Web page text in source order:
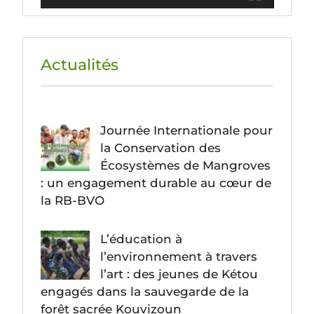
Actualités
Journée Internationale pour
la Conservation des
Écosystèmes de Mangroves
: un engagement durable au cœur de
la RB-BVO
L’éducation à
l’environnement à travers
l’art : des jeunes de Kétou
engagés dans la sauvegarde de la
forêt sacrée Kouvizoun